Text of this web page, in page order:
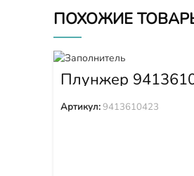
ПОХОЖИЕ
Плунжер
Артикул:9413610423